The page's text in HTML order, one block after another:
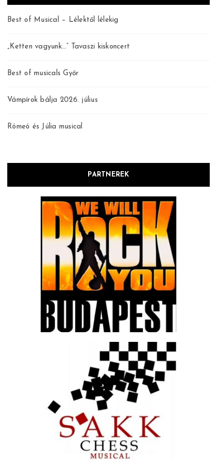
Best of Musical – Lélektől lélekig
„Ketten vagyunk…” Tavaszi kiskoncert
Best of musicals Győr
Vámpírok bálja 2026. július
Rómeó és Júlia musical
PARTNEREK